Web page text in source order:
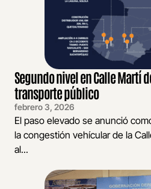
Segundo nivel en Calle Martí
transporte público
febrero 3, 2026
El paso elevado se anunció
la congestión vehícular de la
al...